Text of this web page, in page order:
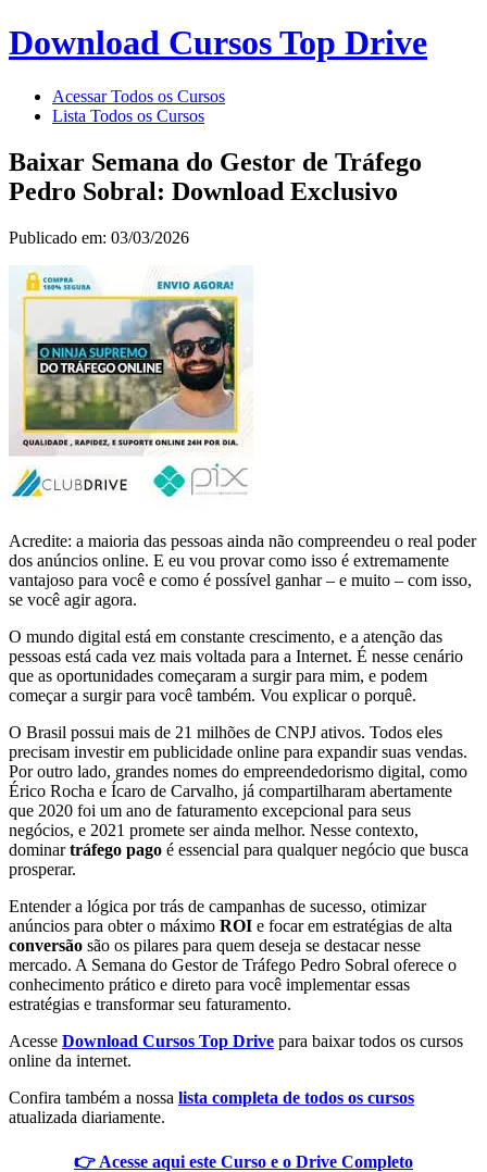
Download Cursos Top Drive
Acessar Todos os Cursos
Lista Todos os Cursos
Baixar Semana do Gestor de Tráfego
Pedro Sobral: Download Exclusivo
Publicado em: 03/03/2026
Acredite: a maioria das pessoas ainda não compreendeu o real poder
dos anúncios online. E eu vou provar como isso é extremamente
vantajoso para você e como é possível ganhar – e muito – com isso,
se você agir agora.
O mundo digital está em constante crescimento, e a atenção das
pessoas está cada vez mais voltada para a Internet. É nesse cenário
que as oportunidades começaram a surgir para mim, e podem
começar a surgir para você também. Vou explicar o porquê.
O Brasil possui mais de 21 milhões de CNPJ ativos. Todos eles
precisam investir em publicidade online para expandir suas vendas.
Por outro lado, grandes nomes do empreendedorismo digital, como
Érico Rocha e Ícaro de Carvalho, já compartilharam abertamente
que 2020 foi um ano de faturamento excepcional para seus
negócios, e 2021 promete ser ainda melhor. Nesse contexto,
dominartráfego pago é essencial para qualquer negócio que busca
prosperar.
Entender a lógica por trás de campanhas de sucesso, otimizar
anúncios para obter o máximo ROI e focar em estratégias de alta
conversão são os pilares para quem deseja se destacar nesse
mercado. A Semana do Gestor de Tráfego Pedro Sobral oferece o
conhecimento prático e direto para você implementar essas
estratégias e transformar seu faturamento.
Acesse Download Cursos Top Drive para baixar todos os cursos
online da internet.
Confira também a nossa lista completa de todos os cursos
atualizada diariamente.
👉 Acesse aqui este Curso e o Drive Completo